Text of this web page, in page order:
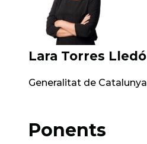
Lara Torres Lledó
Generalitat de Catalunya
Ponents